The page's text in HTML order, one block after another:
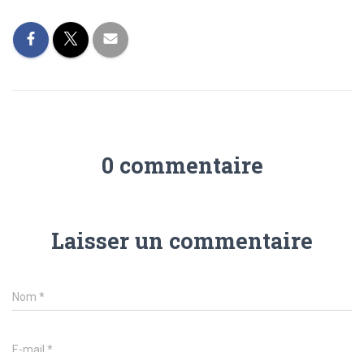
o
ok
A
p
0 commentaire
Laisser un commentaire
Nom *
E-mail *